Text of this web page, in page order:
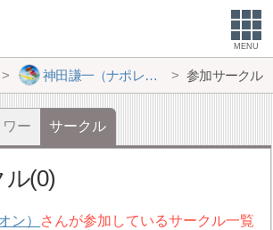
MENU
神田謙一（ナポレオン） 参加サークル
ワー サークル
(0)
ン）
さんが参加しているサークル一覧